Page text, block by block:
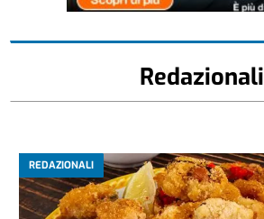
Redazionali
REDAZIONALI